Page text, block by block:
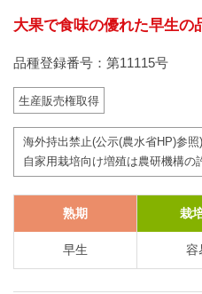
大果で食味の優れた早生の
品種登録番号：第11115号
生産販売権取得
海外持出禁止(公示(農水省HP)参照)
自家用栽培向け増殖は農研機構の
熟期 栽
早生 容